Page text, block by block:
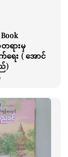
ရားမှ
ရေး ( အောင်
)